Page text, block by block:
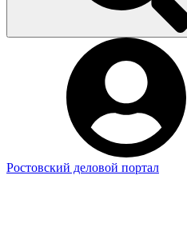
Ростовский деловой портал